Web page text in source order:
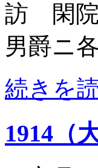
訪 閑院
男爵ニ
続きを
1914（